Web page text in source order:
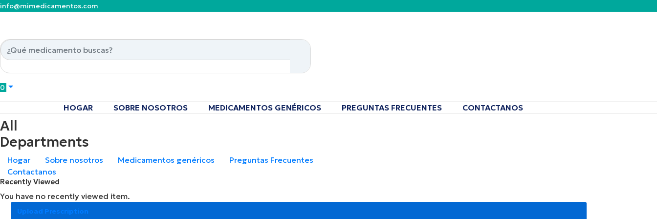
info@mimedicamentos.com
0
HOGAR SOBRE NOSOTROS MEDICAMENTOS GENÉRICOS PREGUNTAS FRECUENTES CONTACTANOS
All
Departments
Hogar Sobre nosotros Medicamentos genéricos
Preguntas Frecuentes
Contactanos
Recently Viewed
You have no recently viewed item.
Upload Prescription